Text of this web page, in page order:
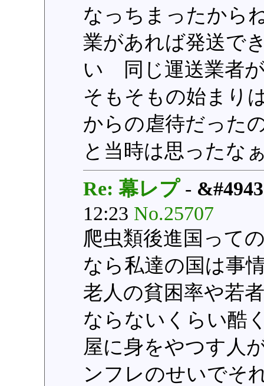
なっちまったから
業があれば発送で
い 同じ運送業者
そもそもの始まり
からの虐待だった
と当時は思ったな
Re: 幕レプ-
12:23 No.25707
爬虫類後進国って
なら私達の国は事
老人の貧困率や若
ならないくらい酷
屋に身をやつす人
ンフレのせいでそ